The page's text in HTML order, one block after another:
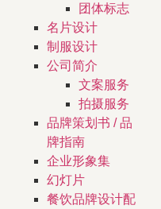
团体标志
名片设计
制服设计
公司简介
文案服务
拍摄服务
品牌策划书 / 品
牌指南
企业形象集
幻灯片
餐饮品牌设计配